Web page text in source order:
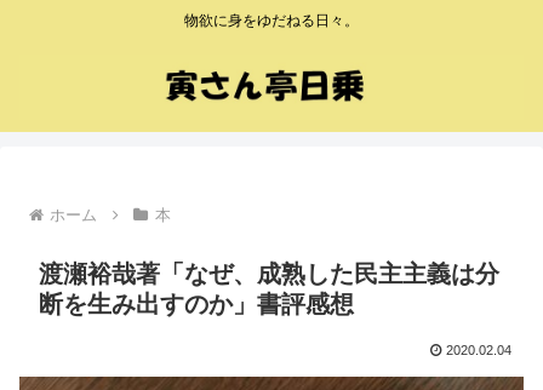
物欲に身をゆだねる日々。
ホーム 本
渡瀬裕哉著「なぜ、成熟した民主主義は分
断を生み出すのか」書評感想
2020.02.04